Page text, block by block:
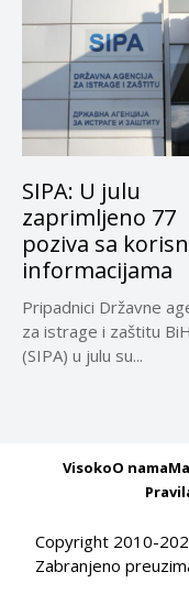
SIPA: U julu
zaprimljeno 77
poziva sa
informacijama
Pripadnici Državne
za istrage i zaštitu BiH
(SIPA) u julu su...
VisokoO nama
Copyright 2010-
Zabranjeno